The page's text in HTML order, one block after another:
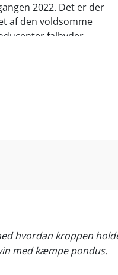
2022. Det er der
af den voldsomme
falbyder
del Duero.
hvordan kroppen
med kæmpe pondus.